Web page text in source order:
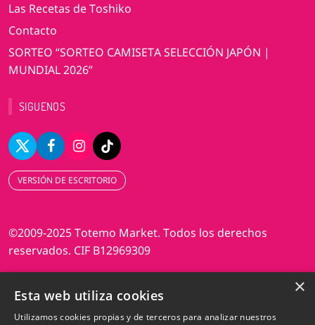
Las Recetas de Toshiko
Contacto
SORTEO “SORTEO CAMISETA SELECCIÓN JAPÓN |
MUNDIAL 2026”
SIGUENOS
VERSIÓN DE ESCRITORIO
©2009-2025 Totemo Market. Todos los derechos
reservados. CIF B12969309
×
Esta web utiliza cookies
Utilizamos cookies propias y de terceros para analizar nuestros